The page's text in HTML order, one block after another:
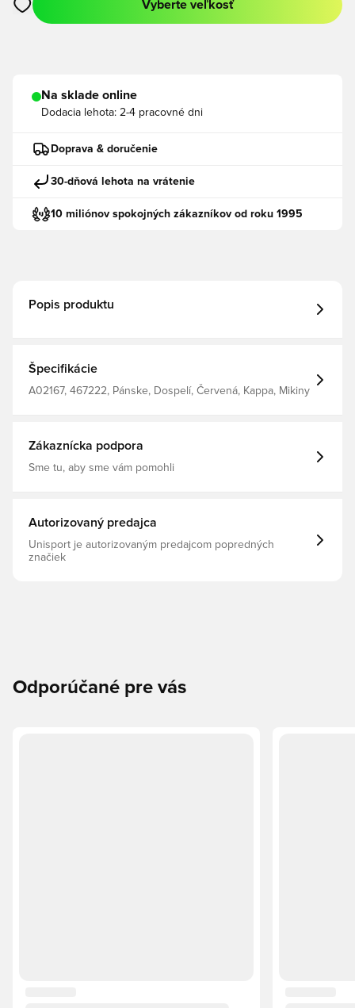
Otvorí modál na prihlásenie alebo registráciu ako člen
Vyberte veľkosť
Na sklade online
Dodacia lehota: 2-4 pracovné dni
Doprava & doručenie
30-dňová lehota na vrátenie
10 miliónov spokojných zákazníkov od roku 1995
Popis produktu
Špecifikácie
A02167, 467222, Pánske, Dospelí, Červená, Kappa, Mikiny
Zákaznícka podpora
Sme tu, aby sme vám pomohli
Autorizovaný predajca
Unisport je autorizovaným predajcom popredných
značiek
Odporúčané pre vás